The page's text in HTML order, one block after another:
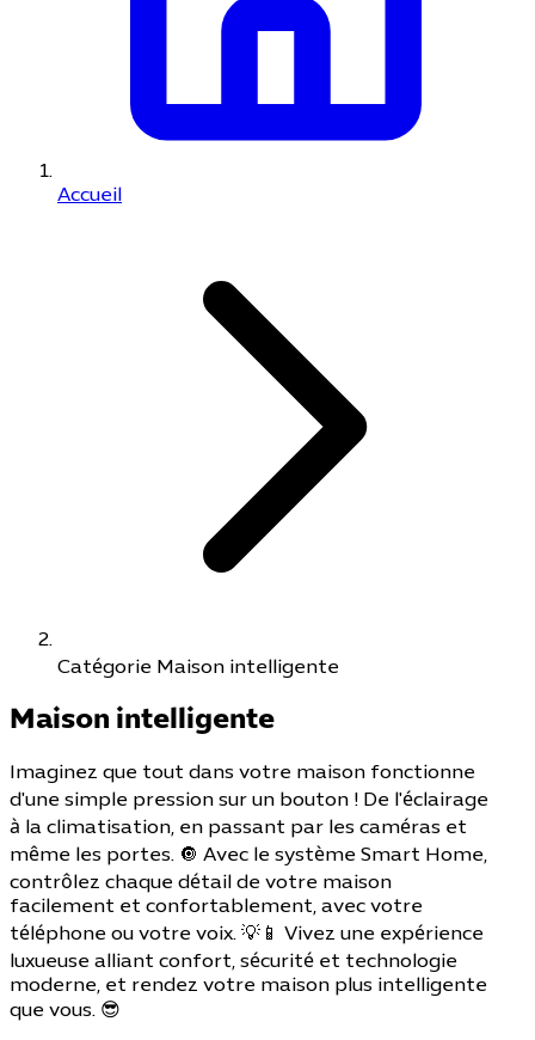
Accueil
Catégorie Maison intelligente
Maison intelligente
Imaginez que tout dans votre maison fonctionne
d'une simple pression sur un bouton ! De l'éclairage
à la climatisation, en passant par les caméras et
même les portes. 🔘 Avec le système Smart Home,
contrôlez chaque détail de votre maison
facilement et confortablement, avec votre
téléphone ou votre voix. 💡📱 Vivez une expérience
luxueuse alliant confort, sécurité et technologie
moderne, et rendez votre maison plus intelligente
que vous. 😎